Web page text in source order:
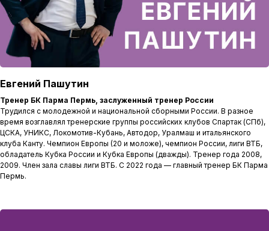
Евгений Пашутин
Тренер БК Парма Пермь, заслуженный тренер России
Трудился с молодежной и национальной сборными России. В разное
время возглавлял тренерские группы российских клубов Спартак (СПб),
ЦСКА, УНИКС, Локомотив-Кубань, Автодор, Уралмаш и итальянского
клуба Канту. Чемпион Европы (20 и моложе), чемпион России, лиги ВТБ,
обладатель Кубка России и Кубка Европы (дважды). Тренер года 2008,
2009. Член зала славы лиги ВТБ. С 2022 года — главный тренер БК Парма
Пермь.